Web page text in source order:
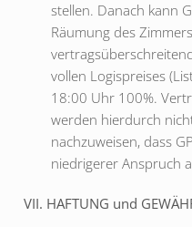
stellen. Danach kann
Räumung des
vollen Logispreises
18:00 Uhr 100%.
werden hierdurch
nachzuweisen, dass
niedrigerer Anspruch
VII. HAFTUNG und